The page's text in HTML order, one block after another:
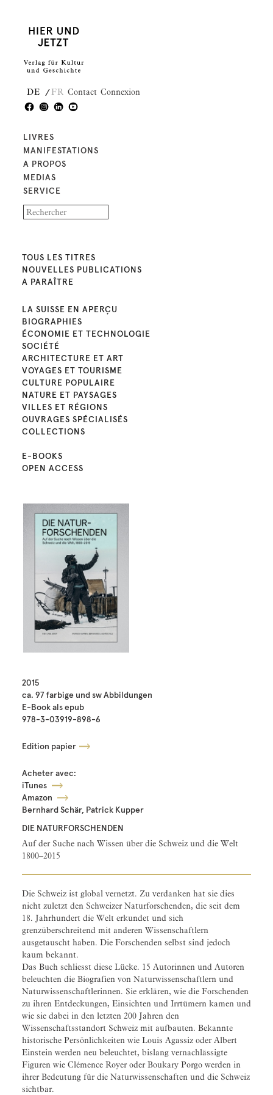
DE FR Contact Connexion
LIVRES
MANIFESTATIONS
A PROPOS
MEDIAS
SERVICE
TOUS LES TITRES
NOUVELLES PUBLICATIONS
A PARAÎTRE
LA SUISSE EN APERÇU
BIOGRAPHIES
ÉCONOMIE ET TECHNOLOGIE
SOCIÉTÉ
ARCHITECTURE ET ART
VOYAGES ET TOURISME
CULTURE POPULAIRE
NATURE ET PAYSAGES
VILLES ET RÉGIONS
OUVRAGES SPÉCIALISÉS
COLLECTIONS
E-BOOKS
OPEN ACCESS
2015
ca. 97 farbige und sw Abbildungen
E-Book als epub
978-3-03919-898-6
Edition papier
Acheter avec:
iTunes
Amazon
Bernhard Schär, Patrick Kupper
DIE NATURFORSCHENDEN
Auf der Suche nach Wissen über die Schweiz und die Welt
1800–2015
Die Schweiz ist global vernetzt. Zu verdanken hat sie dies
nicht zuletzt den Schweizer Naturforschenden, die seit dem
18. Jahrhundert die Welt erkundet und sich
grenzüberschreitend mit anderen Wissenschaftlern
ausgetauscht haben. Die Forschenden selbst sind jedoch
kaum bekannt.
Das Buch schliesst diese Lücke. 15 Autorinnen und Autoren
beleuchten die Biografien von Naturwissenschaftlern und
Naturwissenschaftlerinnen. Sie erklären, wie die Forschenden
zu ihren Entdeckungen, Einsichten und Irrtümern kamen und
wie sie dabei in den letzten 200 Jahren den
Wissenschaftsstandort Schweiz mit aufbauten. Bekannte
historische Persönlichkeiten wie Louis Agassiz oder Albert
Einstein werden neu beleuchtet, bislang vernachlässigte
Figuren wie Clémence Royer oder Boukary Porgo werden in
ihrer Bedeutung für die Naturwissenschaften und die Schweiz
sichtbar.